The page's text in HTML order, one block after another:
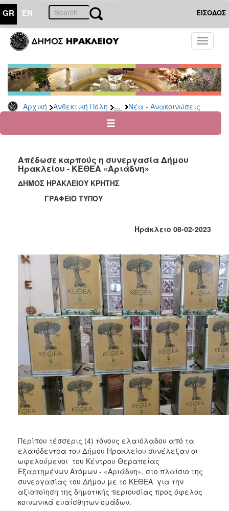
GR EN ΕΙΣΟΔΟΣ
Toggle
Αρχική Ανθεκτική Πόλη ... Νέα - Ανακοινώσεις
ΑΝΘΕΚΤΙΚΗ
ΠΟΛΗ
Κοινωνική
Πολιτική
Νέα
Ανακοινώσεις
για
Οικονομική
Αδυναμία
Φυσικές
(Κ.Α.Π.Η.)
Κέντρα
Δημιουργικής
Απασχόλησης
Παιδιών
(Κ.Δ.Α.Π.)
Κέντρα
Ημερήσιας
Φροντίδας
Ηλικιωμένων
(Κ.Η.Φ.Η.)
Κ.Δ.Α.Π.Α.μεΑ.
Αδειοδότηση
&
Σταθμών
Δημοτικό
Ιατρείο
Ξενώνας
Φιλοξενίας
Γυναικών
Απέδωσε καρπούς η συνεργασία Δήμου
Ηρακλείου - ΚΕΘΕΑ «Αριάδνη»
ΔΗΜΟΣ ΗΡΑΚΛΕΙΟΥ ΚΡΗΤΗΣ
ΓΡΑΦΕΙΟ ΤΥΠΟΥ
Ηράκλειο 08-02-2023
Περίπου τέσσερις (4) τόνους ελαιόλαδου από τα
ελαιόδεντρα του Δήμου Ηρακλείου συνέλεξαν οι
ωφελούμενοι του Κέντρου Θεραπείας
Εξαρτημένων Ατόμων - «Αριάδνη», στο πλαίσιο της
συνεργασίας του Δήμου με το ΚΕΘΕΑ για την
αξιοποίηση της δημοτικής περιουσίας προς όφελος
κοινωνικά ευαίσθητων ομάδων.